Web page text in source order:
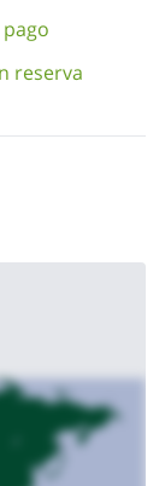
reserva